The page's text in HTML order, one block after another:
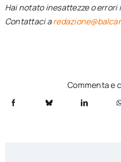
Hai notato inesattezze o errori
Contattaci a
Commenta e